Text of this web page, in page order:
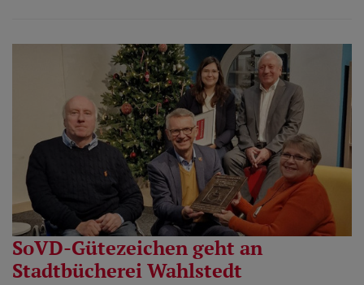
SoVD-Gütezeichen geht an
Stadtbücherei Wahlstedt